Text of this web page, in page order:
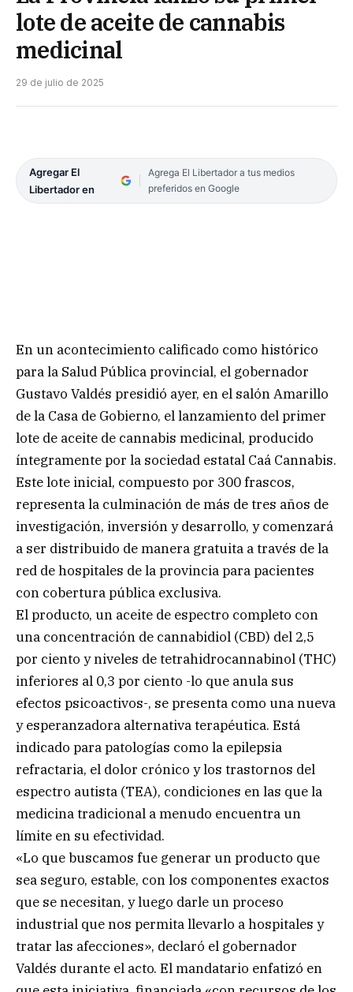
lote de aceite de cannabis
medicinal
29 de julio de 2025
Agregar El
Libertador en
Agrega El Libertador a tus medios
preferidos en Google
En un acontecimiento calificado como histórico
para la Salud Pública provincial, el gobernador
Gustavo Valdés presidió ayer, en el salón Amarillo
de la Casa de Gobierno, el lanzamiento del primer
lote de aceite de cannabis medicinal, producido
íntegramente por la sociedad estatal Caá Cannabis.
Este lote inicial, compuesto por 300 frascos,
representa la culminación de más de tres años de
investigación, inversión y desarrollo, y comenzará
a ser distribuido de manera gratuita a través de la
red de hospitales de la provincia para pacientes
con cobertura pública exclusiva.
El producto, un aceite de espectro completo con
una concentración de cannabidiol (CBD) del 2,5
por ciento y niveles de tetrahidrocannabinol (THC)
inferiores al 0,3 por ciento -lo que anula sus
efectos psicoactivos-, se presenta como una nueva
y esperanzadora alternativa terapéutica. Está
indicado para patologías como la epilepsia
refractaria, el dolor crónico y los trastornos del
espectro autista (TEA), condiciones en las que la
medicina tradicional a menudo encuentra un
límite en su efectividad.
«Lo que buscamos fue generar un producto que
sea seguro, estable, con los componentes exactos
que se necesitan, y luego darle un proceso
industrial que nos permita llevarlo a hospitales y
tratar las afecciones», declaró el gobernador
Valdés durante el acto. El mandatario enfatizó en